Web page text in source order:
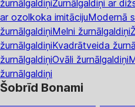
žurnālgaldiņiŽurnālgaldiņi ar
ar ozolkoka imitācijuModernā
žurnālgaldiņiMelni žurnālgaldiņi
žurnālgaldiņiKvadrātveida
žurnālgaldiņiOvāli žurnālgaldiņi
žurnālgaldiņi
Šobrīd Bonami